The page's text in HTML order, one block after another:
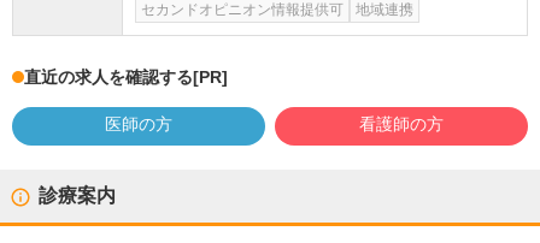
セカンドオピニオン情報提供可
地域連携
直近の求人を確認する[PR]
医師の方 看護師の方
診療案内